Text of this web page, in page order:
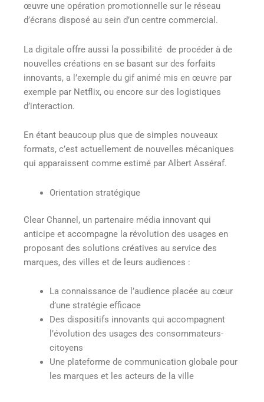
œuvre une opération promotionnelle sur le réseau
d’écrans disposé au sein d’un centre commercial.
La digitale offre aussi la possibilité de procéder à de
nouvelles créations en se basant sur des forfaits
innovants, a l’exemple du gif animé mis en œuvre par
exemple par Netflix, ou encore sur des logistiques
d’interaction.
En étant beaucoup plus que de simples nouveaux
formats, c’est actuellement de nouvelles mécaniques
qui apparaissent comme estimé par Albert Asséraf.
Orientation stratégique
Clear Channel, un partenaire média innovant qui
anticipe et accompagne la révolution des usages en
proposant des solutions créatives au service des
marques, des villes et de leurs audiences :
La connaissance de l’audience placée au cœur
d’une stratégie efficace
Des dispositifs innovants qui accompagnent
l’évolution des usages des consommateurs-
citoyens
Une plateforme de communication globale pour
les marques et les acteurs de la ville